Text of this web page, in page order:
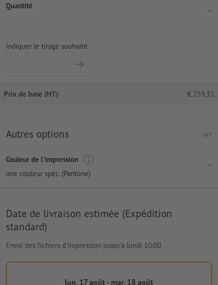
Quantité
Indiquer le tirage souhaité :
Prix de base (HT) € 259,31
Autres options HT
Couleur de l'impression
une couleur spéc. (Pantone)
Date de livraison estimée (Expédition
standard)
Envoi des fichiers d'impression jusqu'à lundi 10:00
lun. 17 août - mar. 18 août